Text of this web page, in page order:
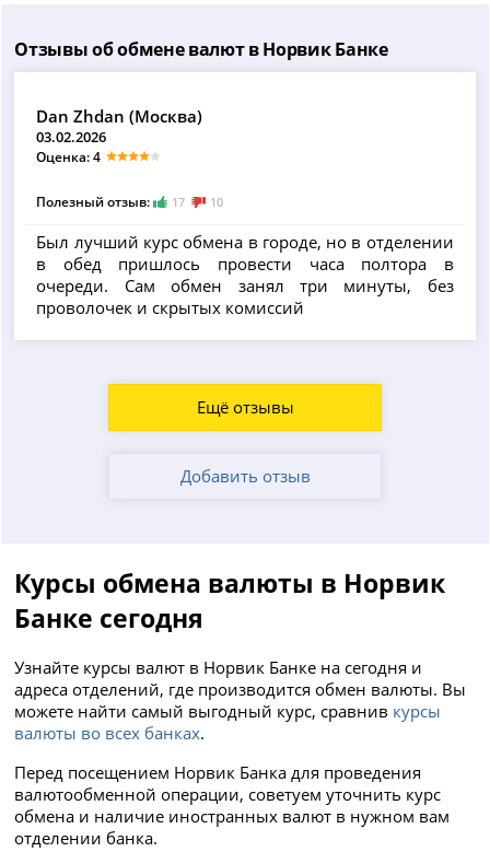
Отзывы об обмене валют в Норвик Банке
Dan Zhdan (Москва)
03.02.2026
Оценка: 4
Полезный отзыв: 17 10
Был лучший курс обмена в городе, но в отделении
в обед пришлось провести часа полтора в
очереди. Сам обмен занял три минуты, без
проволочек и скрытых комиссий
Ещё отзывы
Добавить отзыв
Курсы обмена валюты в Норвик
Банке сегодня
Узнайте курсы валют в Норвик Банке на сегодня и
адреса отделений, где производится обмен валюты. Вы
можете найти самый выгодный курс, сравнив курсы
валюты во всех банках.
Перед посещением Норвик Банка для проведения
валютообменной операции, советуем уточнить курс
обмена и наличие иностранных валют в нужном вам
отделении банка.